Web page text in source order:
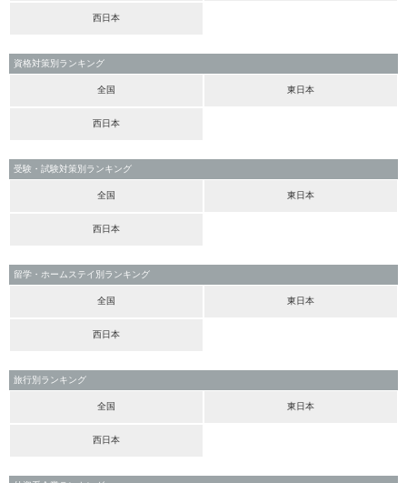
西日本
資格対策別ランキング
全国 東日本
西日本
受験・試験対策別ランキング
全国 東日本
西日本
留学・ホームステイ別ランキング
全国 東日本
西日本
旅行別ランキング
全国 東日本
西日本